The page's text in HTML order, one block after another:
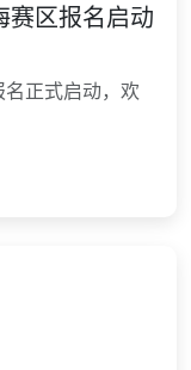
赛区报名启动
正式启动，欢